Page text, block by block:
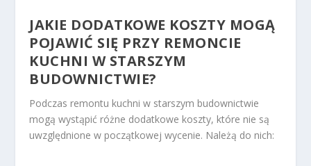
JAKIE DODATKOWE KOSZTY MOGĄ
POJAWIĆ SIĘ PRZY REMONCIE
KUCHNI W STARSZYM
BUDOWNICTWIE?
Podczas remontu kuchni w starszym budownictwie
mogą wystąpić różne dodatkowe koszty, które nie są
uwzględnione w początkowej wycenie. Należą do nich: